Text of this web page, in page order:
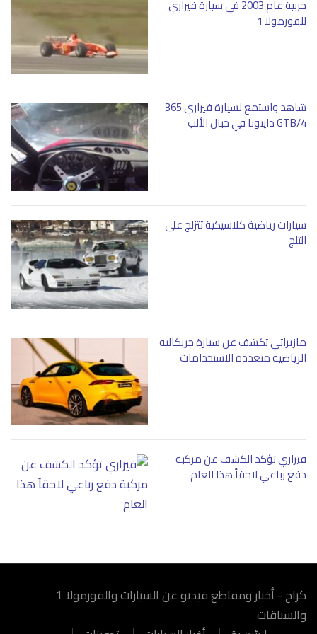
التنبيهات الصوتية التي يتلقاها المستخدم بما ينسجم مع تجربة
القيادة الاستثنائية التي توفرها سيارة جريكاليه.
حربية عام 2003 في سيارة فيراري
للفورمولا 1
شاهد واستمع لسيارة فيراري 365
GTB/4 دايتونا في جبال الألب
سيارات رياضية كلاسيكية تتزلج على
الثلج
مازيراتي تكشف عن سيارة جريكاليه
الرياضية متعددة الاستخدامات
فيراري تؤكد الكشف عن مركبة
دفع رباعي لاحقاً هذا العام
كراج - أخبار ومقاطع فيديو عن السيارات والفورمولا 1
والسباقات